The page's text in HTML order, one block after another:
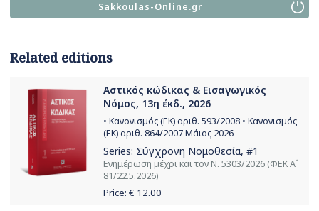
Sakkoulas-Online.gr
Related editions
Αστικός κώδικας & Εισαγωγικός
Νόμος, 13η έκδ., 2026
• Κανονισμός (ΕΚ) αριθ. 593/2008 • Κανονισμός
(ΕΚ) αριθ. 864/2007 Μάιος 2026
Series: Σύγχρονη Νομοθεσία, #1
Ενημέρωση μέχρι και τον Ν. 5303/2026 (ΦΕΚ Α΄
81/22.5.2026)
Price: € 12.00